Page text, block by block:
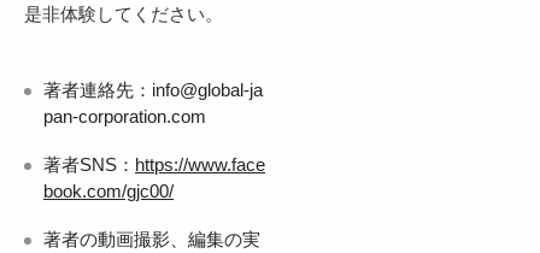
是非体験してください。
著者連絡先：info@global-ja
pan-corporation.com
著者SNS： https://www.face
book.com/gjc00/
著者の動画撮影、編集の実